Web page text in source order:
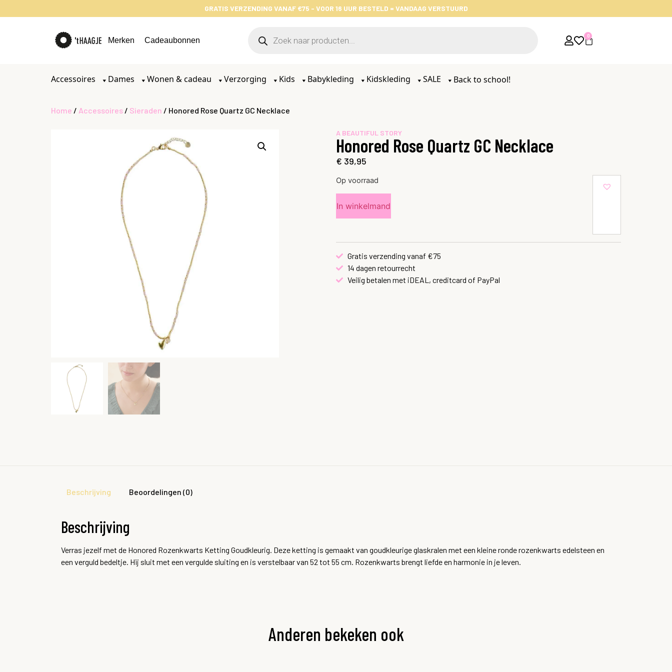
GRATIS VERZENDING VANAF €75 - VOOR 16 UUR BESTELD = VANDAAG VERSTUURD
Merken Cadeaubonnen
0
Accessoires Dames Wonen & cadeau Verzorging Kids Babykleding Kidskleding SALE Back to school!
Home / Accessoires / Sieraden / Honored Rose Quartz GC Necklace
A BEAUTIFUL STORY
Honored Rose Quartz GC Necklace
€ 39,95
Op voorraad
In winkelmand
Gratis verzending vanaf €75
14 dagen retourrecht
Veilig betalen met iDEAL, creditcard of PayPal
Beschrijving Beoordelingen (0)
Beschrijving
Verras jezelf met de Honored Rozenkwarts Ketting Goudkleurig. Deze ketting is gemaakt van goudkleurige glaskralen met een kleine ronde rozenkwarts edelsteen en
een verguld bedeltje. Hij sluit met een vergulde sluiting en is verstelbaar van 52 tot 55 cm. Rozenkwarts brengt liefde en harmonie in je leven.
Anderen bekeken ook